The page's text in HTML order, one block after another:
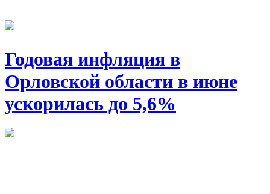
Годовая инфляция в
Орловской области в июне
ускорилась до 5,6%